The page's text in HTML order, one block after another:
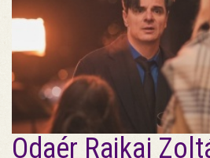
Odaér Rajkai